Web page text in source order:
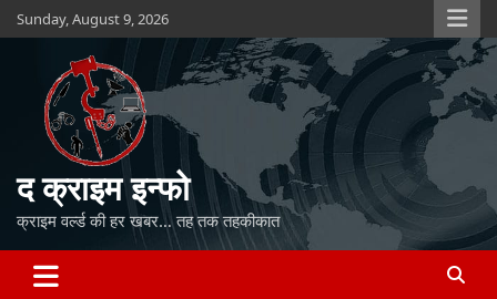
Skip
to
Sunday, August 9, 2026
द क्राइम इन्फो
क्राइम वर्ल्ड की हर खबर… तह तक तहकीकात